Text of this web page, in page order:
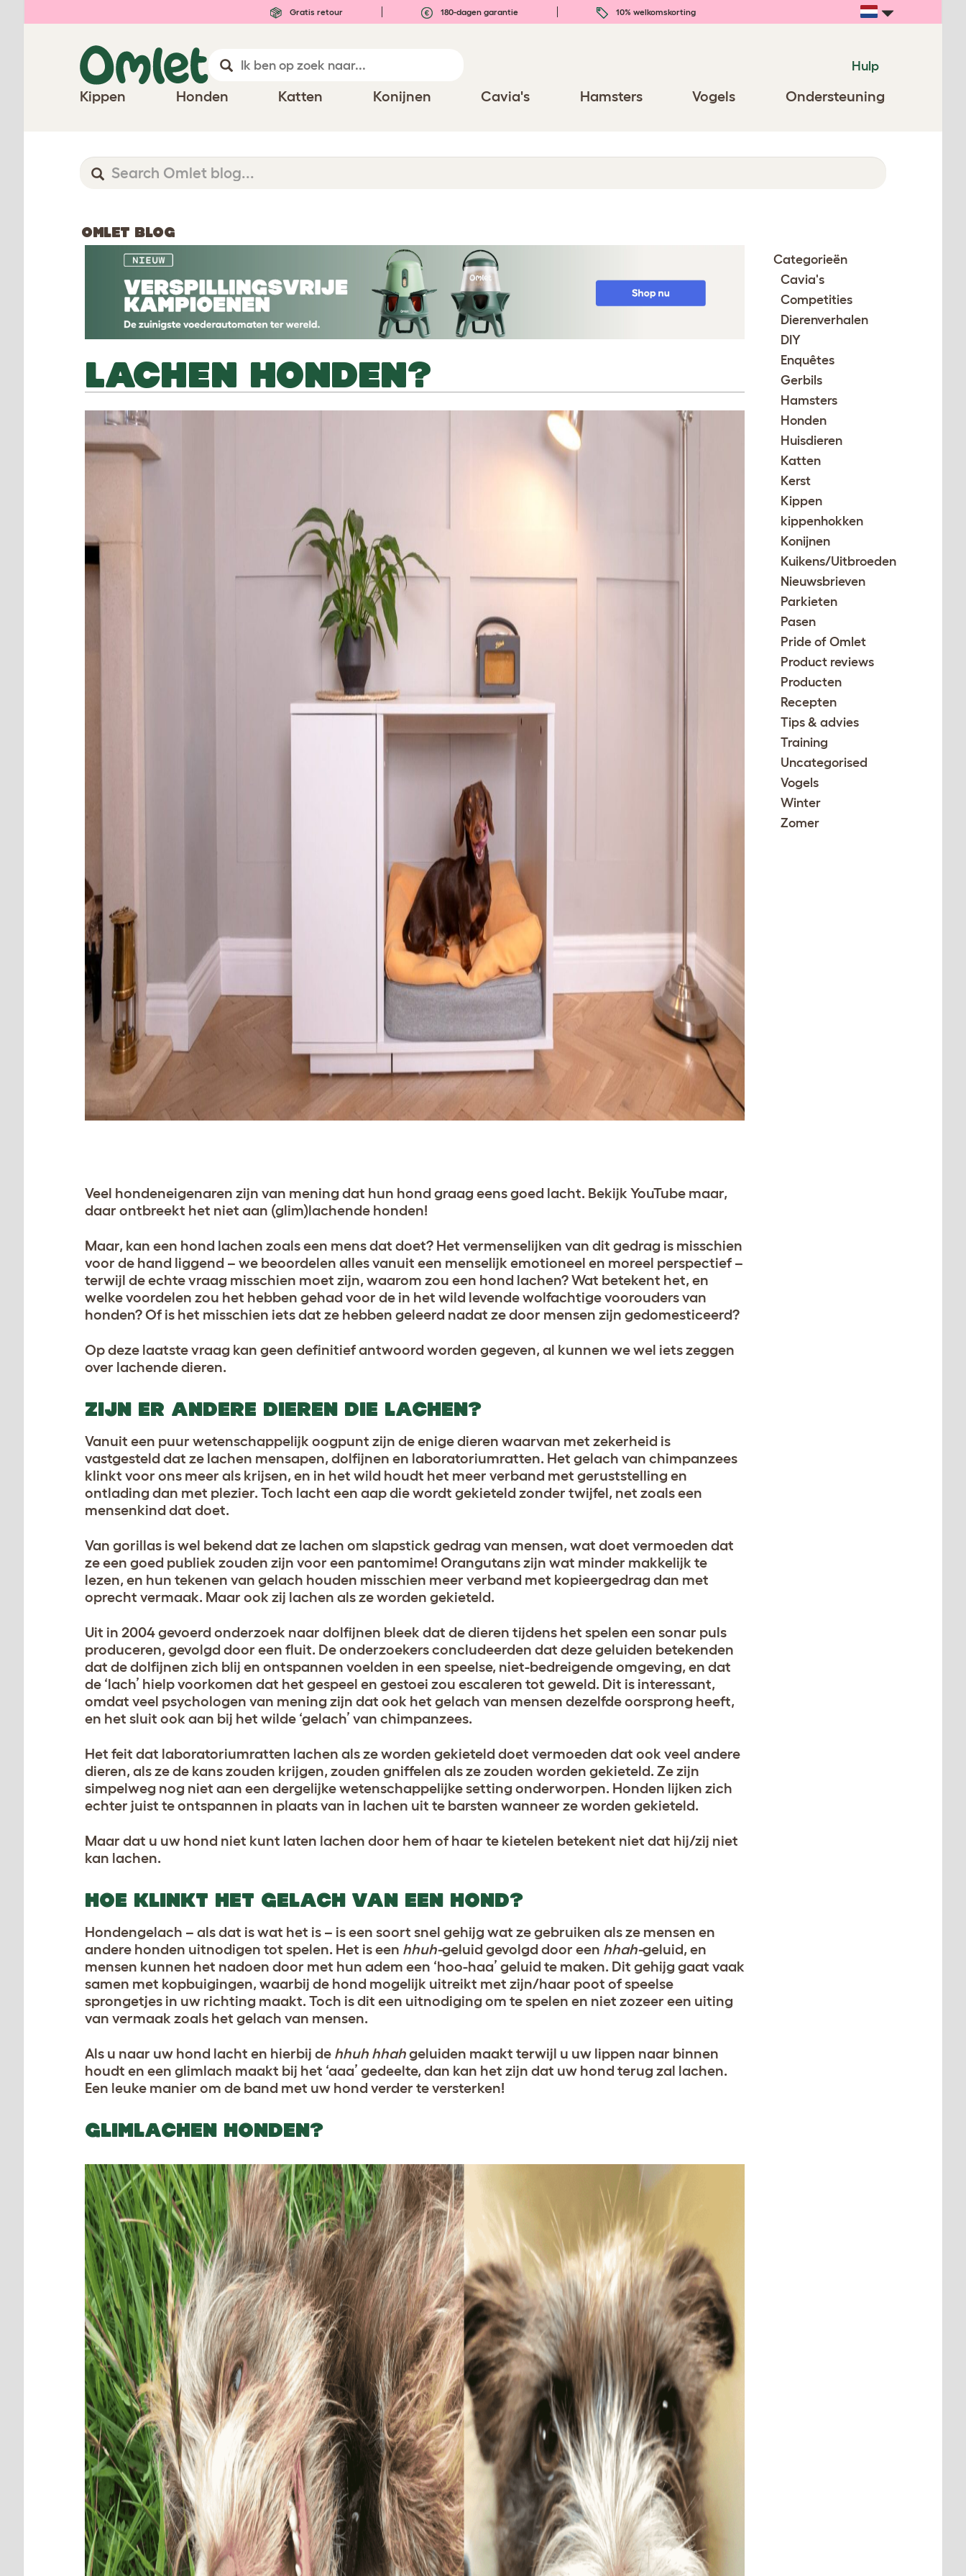
Gratis retour 180-dagen garantie 10% welkomskorting
Hulp
Kippen Honden Katten Konijnen Cavia's Hamsters Vogels Ondersteuning
OMLET BLOG
LACHEN HONDEN?
Veel hondeneigenaren zijn van mening dat hun hond graag eens goed lacht. Bekijk YouTube maar,
daar ontbreekt het niet aan (glim)lachende honden!
Maar, kan een hond lachen zoals een mens dat doet? Het vermenselijken van dit gedrag is misschien
voor de hand liggend – we beoordelen alles vanuit een menselijk emotioneel en moreel perspectief –
terwijl de echte vraag misschien moet zijn, waarom zou een hond lachen? Wat betekent het, en
welke voordelen zou het hebben gehad voor de in het wild levende wolfachtige voorouders van
honden? Of is het misschien iets dat ze hebben geleerd nadat ze door mensen zijn gedomesticeerd?
Op deze laatste vraag kan geen definitief antwoord worden gegeven, al kunnen we wel iets zeggen
over lachende dieren.
ZIJN ER ANDERE DIEREN DIE LACHEN?
Vanuit een puur wetenschappelijk oogpunt zijn de enige dieren waarvan met zekerheid is
vastgesteld dat ze lachen mensapen, dolfijnen en laboratoriumratten. Het gelach van chimpanzees
klinkt voor ons meer als krijsen, en in het wild houdt het meer verband met geruststelling en
ontlading dan met plezier. Toch lacht een aap die wordt gekieteld zonder twijfel, net zoals een
mensenkind dat doet.
Van gorillas is wel bekend dat ze lachen om slapstick gedrag van mensen, wat doet vermoeden dat
ze een goed publiek zouden zijn voor een pantomime! Orangutans zijn wat minder makkelijk te
lezen, en hun tekenen van gelach houden misschien meer verband met kopieergedrag dan met
oprecht vermaak. Maar ook zij lachen als ze worden gekieteld.
Uit in 2004 gevoerd onderzoek naar dolfijnen bleek dat de dieren tijdens het spelen een sonar puls
produceren, gevolgd door een fluit. De onderzoekers concludeerden dat deze geluiden betekenden
dat de dolfijnen zich blij en ontspannen voelden in een speelse, niet-bedreigende omgeving, en dat
de ‘lach’ hielp voorkomen dat het gespeel en gestoei zou escaleren tot geweld. Dit is interessant,
omdat veel psychologen van mening zijn dat ook het gelach van mensen dezelfde oorsprong heeft,
en het sluit ook aan bij het wilde ‘gelach’ van chimpanzees.
Het feit dat laboratoriumratten lachen als ze worden gekieteld doet vermoeden dat ook veel andere
dieren, als ze de kans zouden krijgen, zouden gniffelen als ze zouden worden gekieteld. Ze zijn
simpelweg nog niet aan een dergelijke wetenschappelijke setting onderworpen. Honden lijken zich
echter juist te ontspannen in plaats van in lachen uit te barsten wanneer ze worden gekieteld.
Maar dat u uw hond niet kunt laten lachen door hem of haar te kietelen betekent niet dat hij/zij niet
kan lachen.
HOE KLINKT HET GELACH VAN EEN HOND?
Hondengelach – als dat is wat het is – is een soort snel gehijg wat ze gebruiken als ze mensen en
andere honden uitnodigen tot spelen. Het is een hhuh-geluid gevolgd door een hhah-geluid, en
mensen kunnen het nadoen door met hun adem een ‘hoo-haa’ geluid te maken. Dit gehijg gaat vaak
samen met kopbuigingen, waarbij de hond mogelijk uitreikt met zijn/haar poot of speelse
sprongetjes in uw richting maakt. Toch is dit een uitnodiging om te spelen en niet zozeer een uiting
van vermaak zoals het gelach van mensen.
Als u naar uw hond lacht en hierbij de hhuh hhahgeluiden maakt terwijl u uw lippen naar binnen
houdt en een glimlach maakt bij het ‘aaa’ gedeelte, dan kan het zijn dat uw hond terug zal lachen.
Een leuke manier om de band met uw hond verder te versterken!
GLIMLACHEN HONDEN?
Categorieën
Cavia's
Competities
Dierenverhalen
DIY
Enquêtes
Gerbils
Hamsters
Honden
Huisdieren
Katten
Kerst
Kippen
kippenhokken
Konijnen
Kuikens/Uitbroeden
Nieuwsbrieven
Parkieten
Pasen
Pride of Omlet
Product reviews
Producten
Recepten
Tips & advies
Training
Uncategorised
Vogels
Winter
Zomer